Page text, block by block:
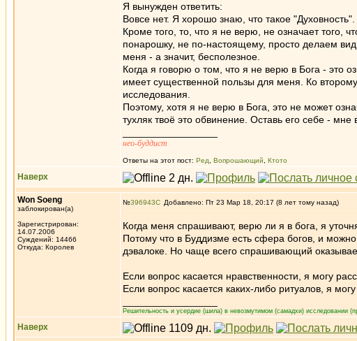
Я вынужден ответить:
Вовсе нет. Я хорошо знаю, что такое
Кроме того, то, что я не верю, не означает того,
понарошку, не по-настоящему, просто делаем
меня - а значит, бесполезное.
Когда я говорю о том, что я не верю в Бога - это
имеет существенной пользы для меня. Ко
исследования.
Поэтому, хотя я не верю в Бога, это не может
тухляк твоё это обвинение. Оставь его себе - мне
нео-буддист
Ответы на этот пост: Ред Вопрошающий Ктото
Наверх
Won Soeng
заблокирован(а)
Зарегистрирован:
14.07.2006
Суждений: 14466
Откуда: Королев
№396943 Добавлено: Пт 23 Мар 18, 20:17 (8 лет тому назад)
Когда меня спрашивают, верю ли я в бога, я
Потому что в Буддизме есть сфера богов, и
дэвалоке. Но чаще всего спрашивающий
Если вопрос касается нравственности, я могу
Если вопрос касается каких-либо ритуалов, я
Решительность и усердие (шила) в невозмутимом (самадхи) исследовании
Наверх